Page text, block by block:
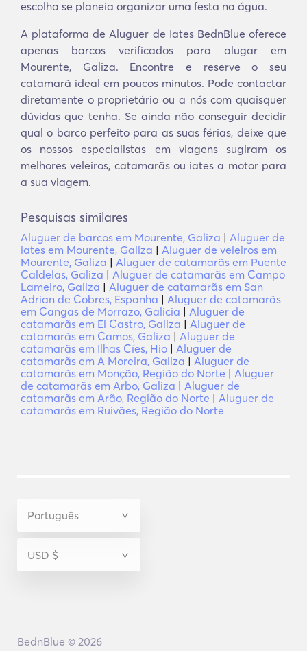
escolha se planeia organizar uma festa na água.
A plataforma de Aluguer de Iates BednBlue oferece
apenas barcos verificados para alugar em
Mourente, Galiza. Encontre e reserve o seu
catamarã ideal em poucos minutos. Pode contactar
diretamente o proprietário ou a nós com quaisquer
dúvidas que tenha. Se ainda não conseguir decidir
qual o barco perfeito para as suas férias, deixe que
os nossos especialistas em viagens sugiram os
melhores veleiros, catamarãs ou iates a motor para
a sua viagem.
Pesquisas similares
Aluguer de barcos em Mourente, Galiza | Aluguer de
iates em Mourente, Galiza | Aluguer de veleiros em
Mourente, Galiza | Aluguer de catamarãs em Puente
Caldelas, Galiza | Aluguer de catamarãs em Campo
Lameiro, Galiza | Aluguer de catamarãs em San
Adrian de Cobres, Espanha | Aluguer de catamarãs
em Cangas de Morrazo, Galicia | Aluguer de
catamarãs em El Castro, Galiza | Aluguer de
catamarãs em Camos, Galiza | Aluguer de
catamarãs em Ilhas Cíes, Hio | Aluguer de
catamarãs em A Moreira, Galiza | Aluguer de
catamarãs em Monção, Região do Norte | Aluguer
de catamarãs em Arbo, Galiza | Aluguer de
catamarãs em Arão, Região do Norte | Aluguer de
catamarãs em Ruivães, Região do Norte
BednBlue © 2026